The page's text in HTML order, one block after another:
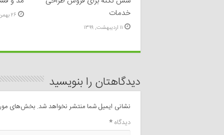
خدمات
۱۱ اردیبهشت, ۱۳۹۹
۲۶ بهمن, ۱۳۹۸
دیدگاهتان را بنویسید
نشانی ایمیل شما منتشر نخواهد شد. بخش‌های
دیدگاه*